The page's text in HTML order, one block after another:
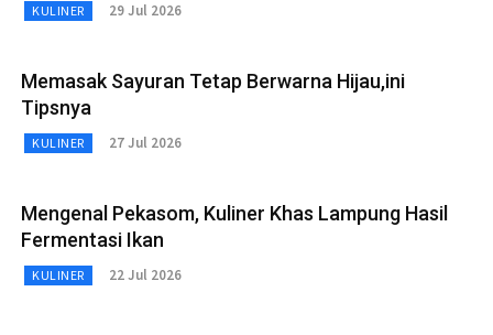
KULINER 29 Jul 2026
Memasak Sayuran Tetap Berwarna Hijau,ini
Tipsnya
KULINER 27 Jul 2026
Mengenal Pekasom, Kuliner Khas Lampung Hasil
Fermentasi Ikan
KULINER 22 Jul 2026